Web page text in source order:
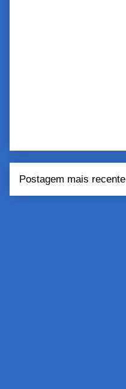
Postagem mais recente